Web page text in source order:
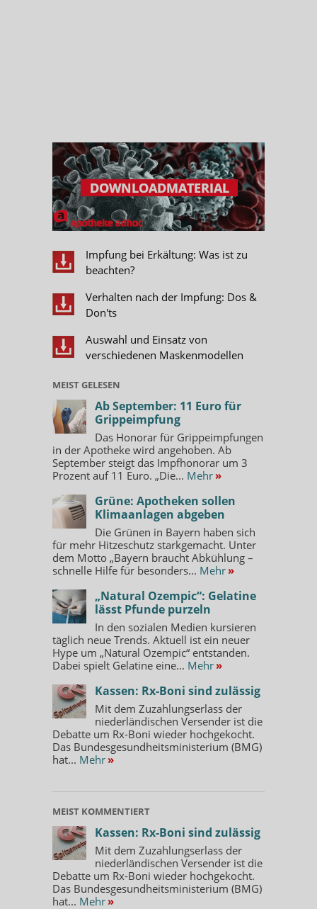
Impfung bei Erkältung: Was ist zu
beachten?
Verhalten nach der Impfung: Dos &
Don'ts
Auswahl und Einsatz von
verschiedenen Maskenmodellen
MEIST GELESEN
Ab September: 11 Euro für
Grippeimpfung
Das Honorar für Grippeimpfungen
in der Apotheke wird angehoben. Ab
September steigt das Impfhonorar um 3
Prozent auf 11 Euro. „Die... Mehr »
Grüne: Apotheken sollen
Klimaanlagen abgeben
Die Grünen in Bayern haben sich
für mehr Hitzeschutz starkgemacht. Unter
dem Motto „Bayern braucht Abkühlung –
schnelle Hilfe für besonders... Mehr »
„Natural Ozempic“: Gelatine
lässt Pfunde purzeln
In den sozialen Medien kursieren
täglich neue Trends. Aktuell ist ein neuer
Hype um „Natural Ozempic“ entstanden.
Dabei spielt Gelatine eine... Mehr »
Kassen: Rx-Boni sind zulässig
Mit dem Zuzahlungserlass der
niederländischen Versender ist die
Debatte um Rx-Boni wieder hochgekocht.
Das Bundesgesundheitsministerium (BMG)
hat... Mehr »
MEIST KOMMENTIERT
Kassen: Rx-Boni sind zulässig
Mit dem Zuzahlungserlass der
niederländischen Versender ist die
Debatte um Rx-Boni wieder hochgekocht.
Das Bundesgesundheitsministerium (BMG)
hat... Mehr »